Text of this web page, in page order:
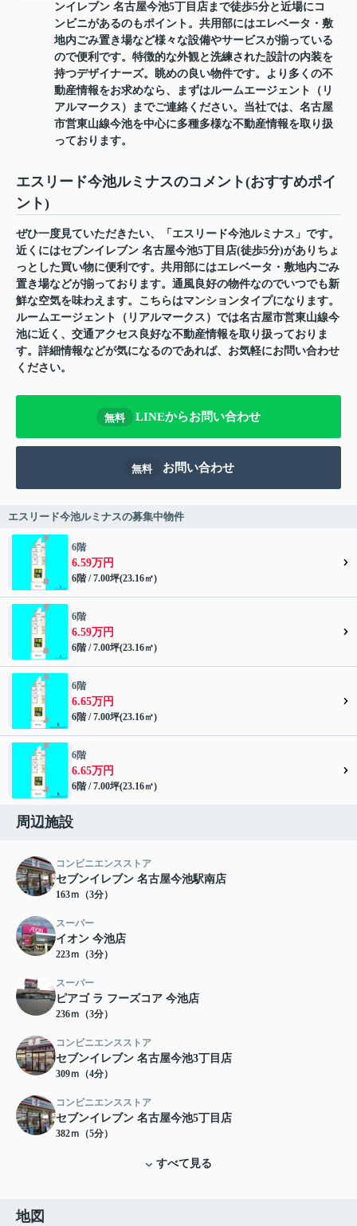
ンイレブン 名古屋今池5丁目店まで徒歩5分と近場にコ
ンビニがあるのもポイント。共用部にはエレベータ・敷
地内ごみ置き場など様々な設備やサービスが揃っている
ので便利です。特徴的な外観と洗練された設計の内装を
持つデザイナーズ。眺めの良い物件です。より多くの不
動産情報をお求めなら、まずはルームエージェント（リ
アルマークス）までご連絡ください。当社では、名古屋
市営東山線今池を中心に多種多様な不動産情報を取り扱
っております。
エスリード今池ルミナスのコメント(おすすめポイ
ント)
ぜひ一度見ていただきたい、「エスリード今池ルミナス」です。
近くにはセブンイレブン 名古屋今池5丁目店(徒歩5分)がありちょ
っとした買い物に便利です。共用部にはエレベータ・敷地内ごみ
置き場などが揃っております。通風良好の物件なのでいつでも新
鮮な空気を味わえます。こちらはマンションタイプになります。
ルームエージェント（リアルマークス）では名古屋市営東山線今
池に近く、交通アクセス良好な不動産情報を取り扱っておりま
す。詳細情報などが気になるのであれば、お気軽にお問い合わせ
ください。
無料 LINEからお問い合わせ
無料 お問い合わせ
エスリード今池ルミナスの募集中物件
6階
6.59万円
6階 / 7.00坪(23.16㎡)
6階
6.59万円
6階 / 7.00坪(23.16㎡)
6階
6.65万円
6階 / 7.00坪(23.16㎡)
6階
6.65万円
6階 / 7.00坪(23.16㎡)
周辺施設
コンビニエンスストア
セブンイレブン 名古屋今池駅南店
163ｍ（3分）
スーパー
イオン 今池店
223ｍ（3分）
スーパー
ピアゴ ラ フーズコア 今池店
236ｍ（3分）
コンビニエンスストア
セブンイレブン 名古屋今池3丁目店
309ｍ（4分）
コンビニエンスストア
セブンイレブン 名古屋今池5丁目店
382ｍ（5分）
すべて見る
地図